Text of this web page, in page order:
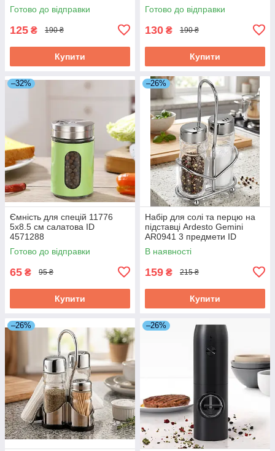
Готово до відправки
125 ₴ 190 ₴
Купити
Готово до відправки
130 ₴ 190 ₴
Купити
–32%
Ємність для спецій 11776
5х8.5 см салатова ID
4571288
Готово до відправки
65 ₴ 95 ₴
Купити
–26%
Набір для солі та перцю на
підставці Ardesto Gemini
AR0941 3 предмети ID
5245362
В наявності
159 ₴ 215 ₴
Купити
–26% –26%